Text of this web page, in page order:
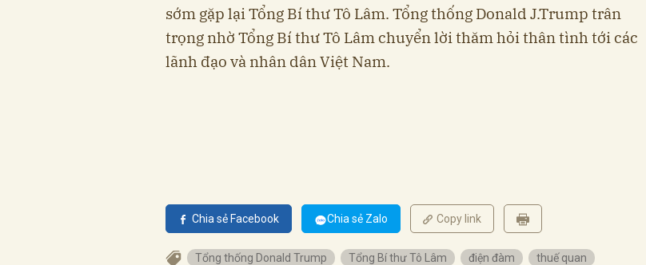
sớm gặp lại Tổng Bí thư Tô Lâm. Tổng thống Donald J.Trump trân
trọng nhờ Tổng Bí thư Tô Lâm chuyển lời thăm hỏi thân tình tới các
lãnh đạo và nhân dân Việt Nam.
Chia sẻ Facebook Chia sẻ Zalo Copy link
Tổng thống Donald Trump Tổng Bí thư Tô Lâm điện đàm
thuế quan